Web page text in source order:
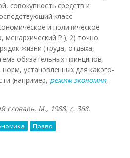
совокупность средств и
класс
и политическое
монархический Р.); 2) точно
жизни (труда, отдыха,
обязательных принципов,
установленных для какого-
(например, режим экономии,
словарь. М., 1988, с. 368.
Право